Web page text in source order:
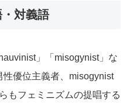
対義語
」「misogynist」な
優位主義者、misogynist
もフェミニズムの提唱する